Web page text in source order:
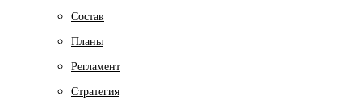
Состав
Планы
Регламент
Стратегия